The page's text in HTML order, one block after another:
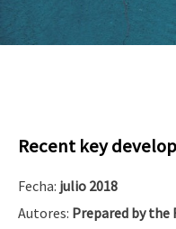
Recent key
Fecha: julio 2018
Autores: Prepared by the